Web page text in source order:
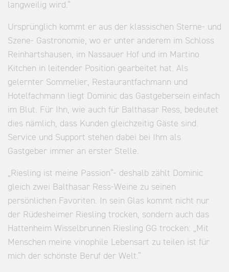
langweilig wird.“
Ursprünglich kommt er aus der klassischen Sterne- und
Szene- Gastronomie, wo er unter anderem im Schloss
Reinhartshausen, im Nassauer Hof und im Martino
Kitchen in leitender Position gearbeitet hat. Als
gelernter Sommelier, Restaurantfachmann und
Hotelfachmann liegt Dominic das Gastgebersein einfach
im Blut. Für Ihn, wie auch für Balthasar Ress, bedeutet
dies nämlich, dass Kunden gleichzeitig Gäste sind.
Service und Support stehen dabei bei Ihm als
Gastgeber immer an erster Stelle.
„Riesling ist meine Passion“- deshalb zählt Dominic
gleich zwei Balthasar Ress-Weine zu seinen
persönlichen Favoriten. In sein Glas kommt nicht nur
der Rüdesheimer Riesling trocken, sondern auch das
Hattenheim Wisselbrunnen Riesling GG trocken: „Mit
Menschen meine vinophile Lebensart zu teilen ist für
mich der schönste Beruf der Welt.“